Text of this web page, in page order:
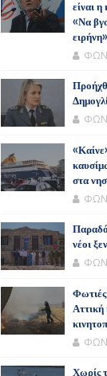
είναι
«Να
ειρήνη»
στα
νέοι
Αττική
Χωρίς